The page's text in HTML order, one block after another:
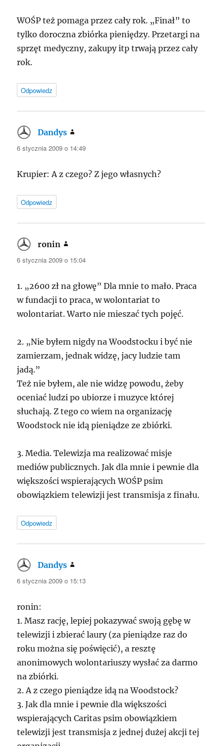
WOŚP też pomaga przez cały rok. „Finał” to
tylko doroczna zbiórka pieniędzy. Przetargi na
sprzęt medyczny, zakupy itp trwają przez cały
rok.
Odpowiedz
Dandys
6 stycznia 2009 o 14:49
Krupier: A z czego? Z jego własnych?
Odpowiedz
ronin
6 stycznia 2009 o 15:04
1. „2600 zł na głowę” Dla mnie to mało. Praca
w fundacji to praca, w wolontariat to
wolontariat. Warto nie mieszać tych pojęć.
2. „Nie byłem nigdy na Woodstocku i być nie
zamierzam, jednak widzę, jacy ludzie tam
jadą.”
Też nie byłem, ale nie widzę powodu, żeby
oceniać ludzi po ubiorze i muzyce której
słuchają. Z tego co wiem na organizację
Woodstock nie idą pieniądze ze zbiórki.
3. Media. Telewizja ma realizować misje
mediów publicznych. Jak dla mnie i pewnie dla
większości wspierających WOŚP psim
obowiązkiem telewizji jest transmisja z finału.
Odpowiedz
Dandys
6 stycznia 2009 o 15:13
ronin:
1. Masz rację, lepiej pokazywać swoją gębę w
telewizji i zbierać laury (za pieniądze raz do
roku można się poświęcić), a resztę
anonimowych wolontariuszy wysłać za darmo
na zbiórki.
2. A z czego pieniądze idą na Woodstock?
3. Jak dla mnie i pewnie dla większości
wspierających Caritas psim obowiązkiem
telewizji jest transmisja z jednej dużej akcji tej